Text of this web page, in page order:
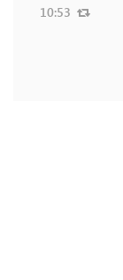
10:53